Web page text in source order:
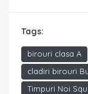
Tags:
birouri clasa A
cladiri birouri
Timpuri Noi